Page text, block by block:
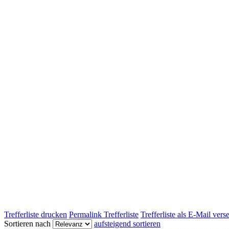
Trefferliste drucken Permalink Trefferliste Trefferliste als E-Mail
Sortieren nach
aufsteigend sortieren